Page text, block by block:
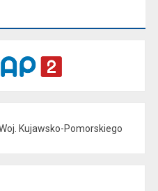
Kujawsko-Pomorskiego